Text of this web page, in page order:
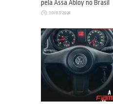
pela Assa Abloy no Brasil
30/07/2024